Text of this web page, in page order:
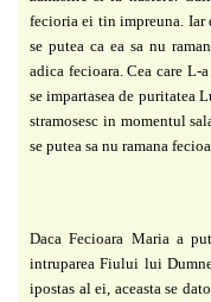
fecioria ei tin impreuna. Iar
se putea ca ea sa nu
adica fecioara. Cea care
se impartasea de puritatea
stramosesc in momentul
se putea sa nu ramana
Daca Fecioara Maria a
intruparea Fiului lui
ipostas al ei, aceasta se